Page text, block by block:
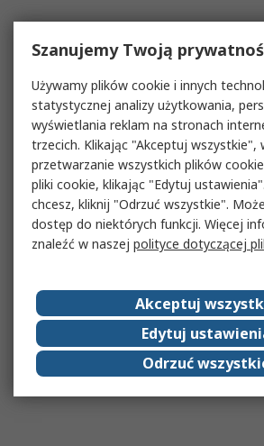
Szanujemy Twoją
Używamy plików cookie i innych
statystycznej analizy użytkowania,
wyświetlania reklam na stronach
trzecich. Klikając "Akceptuj wszystkie",
przetwarzanie wszystkich plików
pliki cookie, klikając "Edytuj
chcesz, kliknij "Odrzuć wszystkie".
dostęp do niektórych funkcji. Więcej
znaleźć w naszej polityce dotyczącej
Akceptuj
Edytuj
Odrzuć